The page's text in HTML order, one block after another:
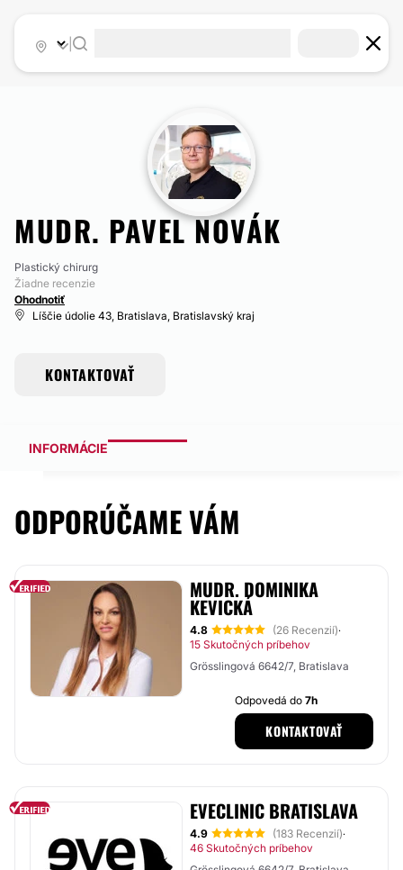
MUDR. PAVEL NOVÁK
Plastický chirurg
Žiadne recenzie
Ohodnotiť
Líščie údolie 43, Bratislava, Bratislavský kraj
KONTAKTOVAŤ
INFORMÁCIE
ODPORÚČAME VÁM
MUDR. DOMINIKA
KEVICKÁ
4.8 (26 Recenzií)·
15 Skutočných príbehov
Grösslingová 6642/7, Bratislava
Odpovedá do7h
KONTAKTOVAŤ
EVECLINIC BRATISLAVA
4.9 (183 Recenzií)·
46 Skutočných príbehov